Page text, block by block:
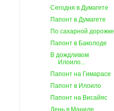
Сегодня в Думагете
Папонт в Думагете
По сахарной дорожке
Папонт в Баколоде
В дождливом
Илоило...
Папонт на Гимарасе
Папонт в Илоило
Папонт на Висайяс
День в Маниле